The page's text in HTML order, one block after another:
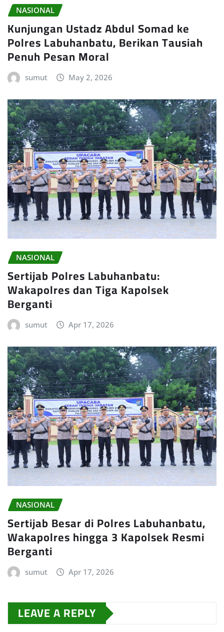
NASIONAL
Kunjungan Ustadz Abdul Somad ke
Polres Labuhanbatu, Berikan Tausiah
Penuh Pesan Moral
sumut May 2, 2026
NASIONAL
Sertijab Polres Labuhanbatu:
Wakapolres dan Tiga Kapolsek
Berganti
sumut Apr 17, 2026
NASIONAL
Sertijab Besar di Polres Labuhanbatu,
Wakapolres hingga 3 Kapolsek Resmi
Berganti
sumut Apr 17, 2026
LEAVE A REPLY